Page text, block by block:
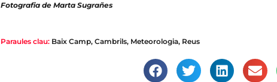
Fotografia de Marta Sugrañes
Paraules clau: Baix Camp, Cambrils, Meteorologia, Reus